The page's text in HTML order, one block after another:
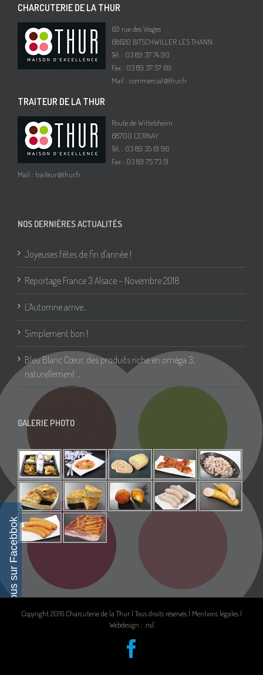
CHARCUTERIE DE LA THUR
69 rue des Vosges
68620 BITSCHWILLER LES THANN
Tél. : 03 89 37 74 90
Fax : 03 89 37 57 69
Mail : commercial@thur.fr
TRAITEUR DE LA THUR
Route de Wittelsheim
68700 CERNAY
Tél. : 03 89 35 61 96
Fax : 03 89 75 73 51
Mail : traiteur@thur.fr
NOS DERNIÈRES ACTUALITÉS
Joyeuses fêtes de fin d’année !
Reportage France 3 Alsace – Novembre 2018
L’Automne arrive..
Simplement bon !
Bleu Blanc Cœur, des produits riche en oméga 3,
naturellement ..
GALERIE PHOTO
Copyright 2016 Charcuterie de la Thur | Tous droits réservés | Mentions légales |
Webdesign : .ns{
Suivez-nous sur Facebbok